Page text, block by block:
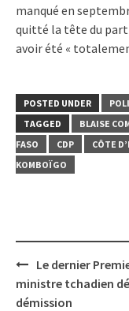
manqué en
quitté la tête du
avoir été «
POSTED UNDER
TAGGED
BLAISE
FASO
CDP CÔTE
KOMBOÏGO
Post
navigation
Le dernier
ministre tchadien
démission